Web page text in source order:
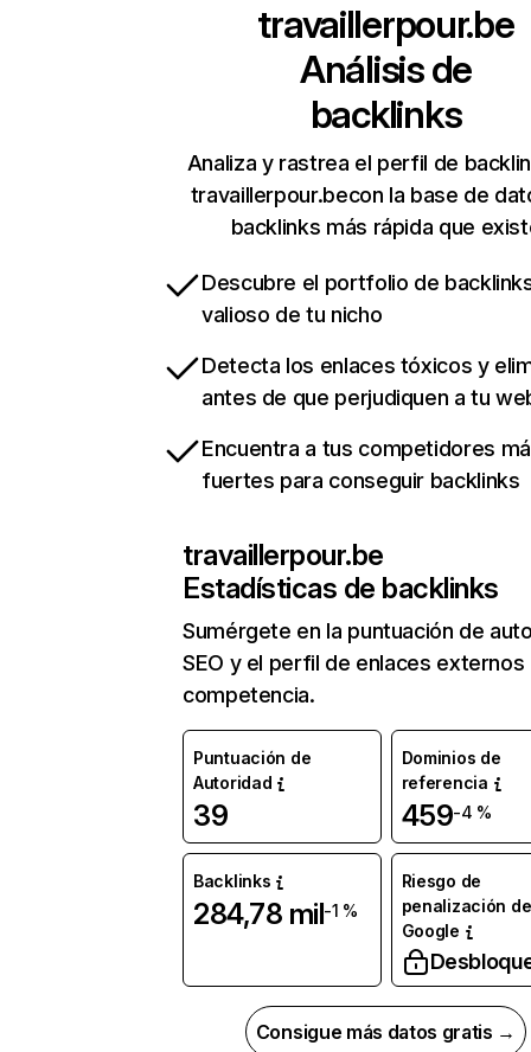
travaillerpour.be
Análisis de
backlinks
Analiza y rastrea el perfil de
travaillerpour.becon la base de
backlinks más rápida que
Descubre el portfolio de
valioso de tu nicho
Detecta los enlaces tóxicos y
antes de que perjudiquen a tu
Encuentra a tus competidores
fuertes para conseguir backlinks
travaillerpour.be
Estadísticas de backlinks
Sumérgete en la puntuación de
SEO y el perfil de enlaces externos
competencia.
Puntuación de
Autoridad
39
Dominios de
referencia
459-4 %
Backlinks
284,78 mil-1 %
Riesgo de
penalización de
Google
Consigue más datos gratis →